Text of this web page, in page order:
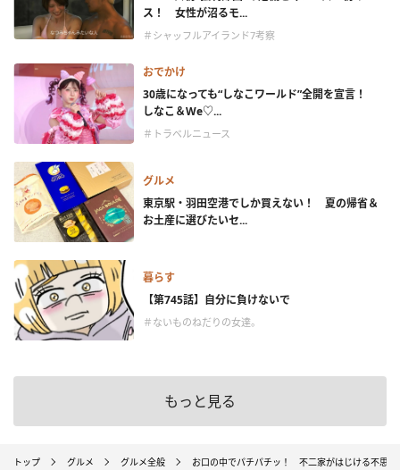
ス！ 女性が沼るモ...
＃シャッフルアイランド7考察
おでかけ
30歳になっても“しなこワールド”全開を宣言！
しなこ＆We♡...
＃トラベルニュース
グルメ
東京駅・羽田空港でしか買えない！ 夏の帰省＆
お土産に選びたいセ...
暮らす
【第745話】自分に負けないで
＃ないものねだりの女達。
もっと見る
トップ グルメ グルメ全般 お口の中でパチパチッ！ 不二家がはじける不思